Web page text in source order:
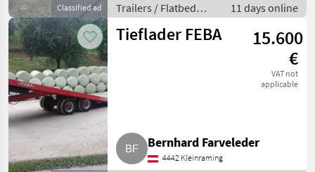
Classified ad
Trailers / Flatbed
trailers
11 days online
Tieflader FEBA
15.600
€
VAT not
applicable
Bernhard Farveleder
4442 Kleinraming